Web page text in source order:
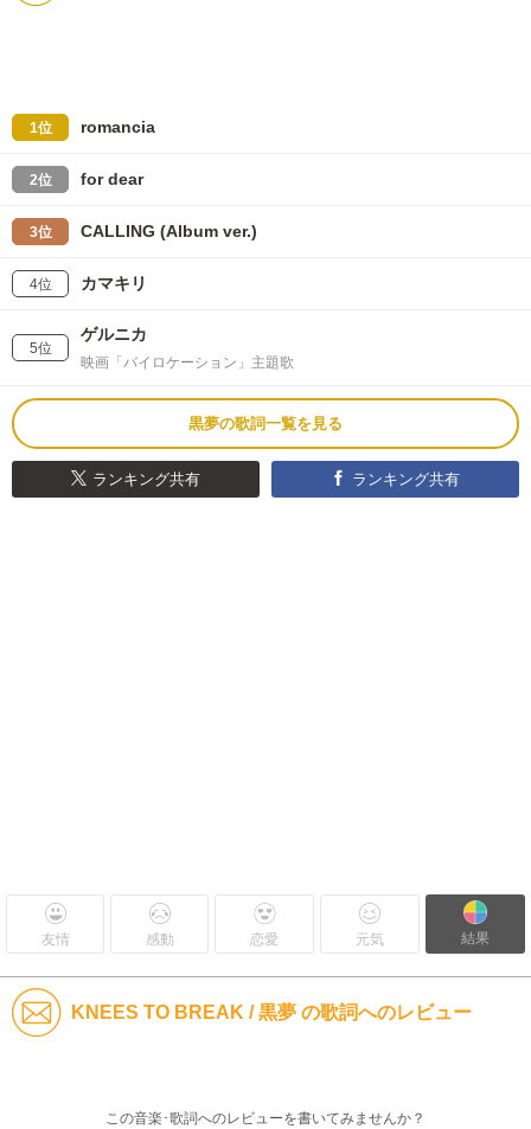
1位 romancia
2位 for dear
3位 CALLING (Album ver.)
4位 カマキリ
5位
ゲルニカ
映画「バイロケーション」主題歌
黒夢の歌詞一覧を見る
ランキング共有 ランキング共有
友情 感動 恋愛 元気 結果
KNEES TO BREAK / 黒夢 の歌詞へのレビュー
この音楽･歌詞へのレビューを書いてみませんか？